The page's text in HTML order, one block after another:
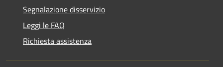
Segnalazione disservizio
Leggi le FAQ
Richiesta assistenza